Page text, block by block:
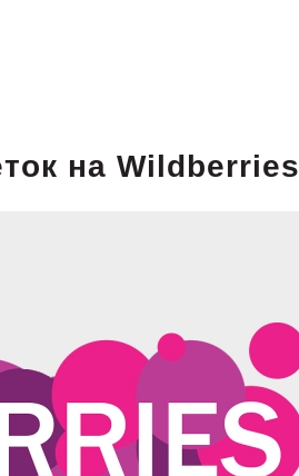
на Wildberries